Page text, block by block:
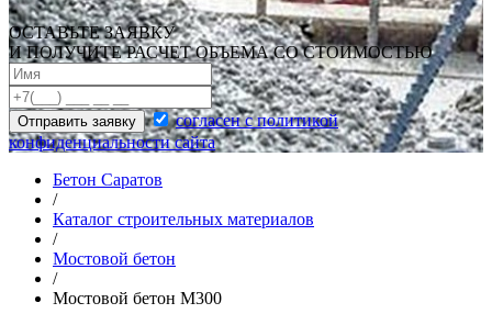
ОСТАВЬТЕ ЗАЯВКУ
И ПОЛУЧИТЕ РАСЧЕТ ОБЪЕМА СО СТОИМОСТЬЮ
Отправить заявку
согласен с политикой
конфиденциальности сайта
Бетон Саратов
/
Каталог строительных материалов
/
Мостовой бетон
/
Мостовой бетон М300